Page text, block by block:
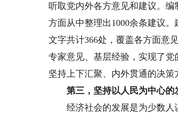
听取党内外各方意见和建议。
方面从中整理出1000余条建议
文字共计366处，覆盖各方面意
专家意见、基层经验，实现了
坚持上下汇聚、内外贯通的决策
第三，坚持以人民为中心的
经济社会的发展是为少数人